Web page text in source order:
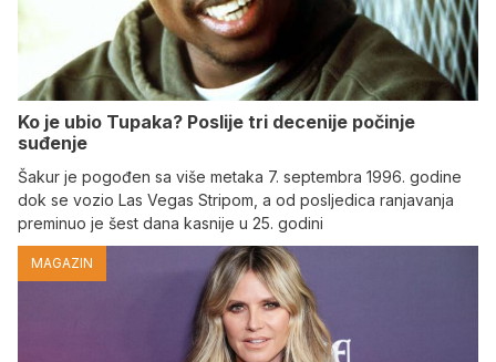
Ko je ubio Tupaka? Poslije tri decenije počinje
suđenje
Šakur je pogođen sa više metaka 7. septembra 1996. godine
dok se vozio Las Vegas Stripom, a od posljedica ranjavanja
preminuo je šest dana kasnije u 25. godini
MAGAZIN